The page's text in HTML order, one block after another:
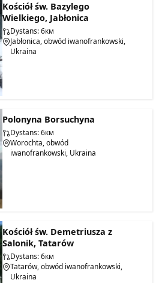
Kościół św. Bazylego
Wielkiego, Jabłonica
Dystans: 6км
Jabłonica, obwód iwanofrankowski,
Ukraina
Polonyna Borsuchyna
Dystans: 6км
Worochta, obwód
iwanofrankowski, Ukraina
Kościół św. Demetriusza z
Salonik, Tatarów
Dystans: 6км
Tatarów, obwód iwanofrankowski,
Ukraina